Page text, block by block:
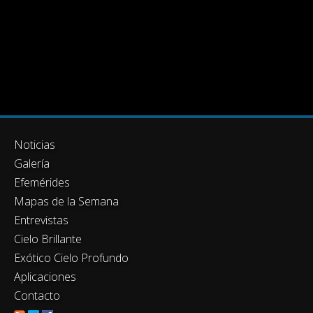
Noticias
Galería
Efemérides
Mapas de la Semana
Entrevistas
Cielo Brillante
Exótico Cielo Profundo
Aplicaciones
Contacto